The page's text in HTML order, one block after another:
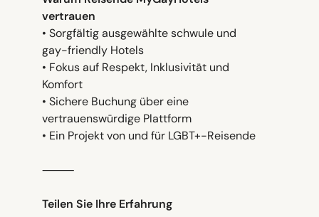
vertrauen
• Sorgfältig ausgewählte schwule und
gay-friendly Hotels
• Fokus auf Respekt, Inklusivität und
Komfort
• Sichere Buchung über eine
vertrauenswürdige Plattform
• Ein Projekt von und für LGBT+-Reisende
⸻
Teilen Sie Ihre Erfahrung